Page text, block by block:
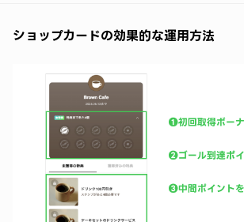
ショップカードの効果的な運用方法